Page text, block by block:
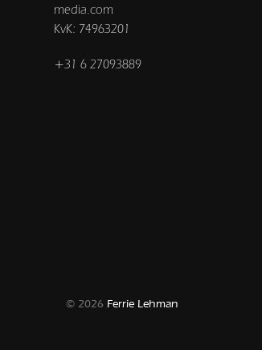
media.com
KvK: 74963201
+31 6 27093889
© 2026 Ferrie Lehman